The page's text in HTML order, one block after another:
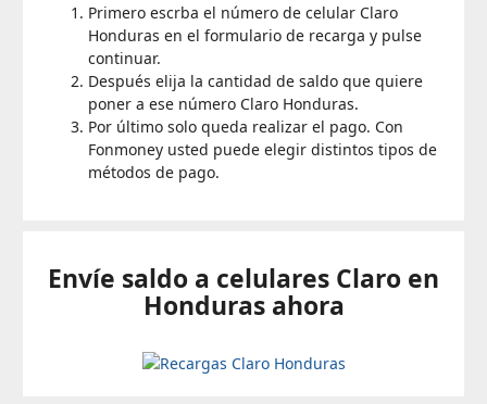
Primero escrba el número de celular Claro
Honduras en el formulario de recarga y pulse
continuar.
Después elija la cantidad de saldo que quiere
poner a ese número Claro Honduras.
Por último solo queda realizar el pago. Con
Fonmoney usted puede elegir distintos tipos de
métodos de pago.
Envíe saldo a celulares Claro en
Honduras ahora